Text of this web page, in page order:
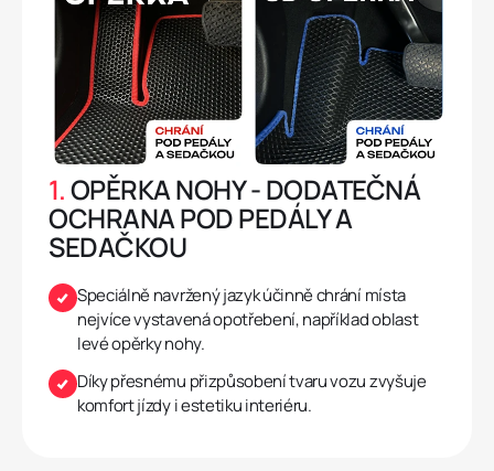
1.OPĚRKA NOHY - DODATEČNÁ
OCHRANA POD PEDÁLY A
SEDAČKOU
Speciálně navržený jazyk účinně chrání místa
nejvíce vystavená opotřebení, například oblast
levé opěrky nohy.
Díky přesnému přizpůsobení tvaru vozu zvyšuje
komfort jízdy i estetiku interiéru.